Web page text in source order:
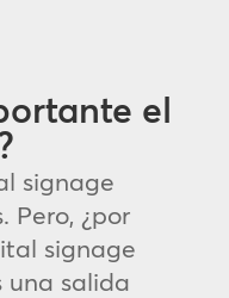
el
signage
Pero, ¿por
signage
una salida